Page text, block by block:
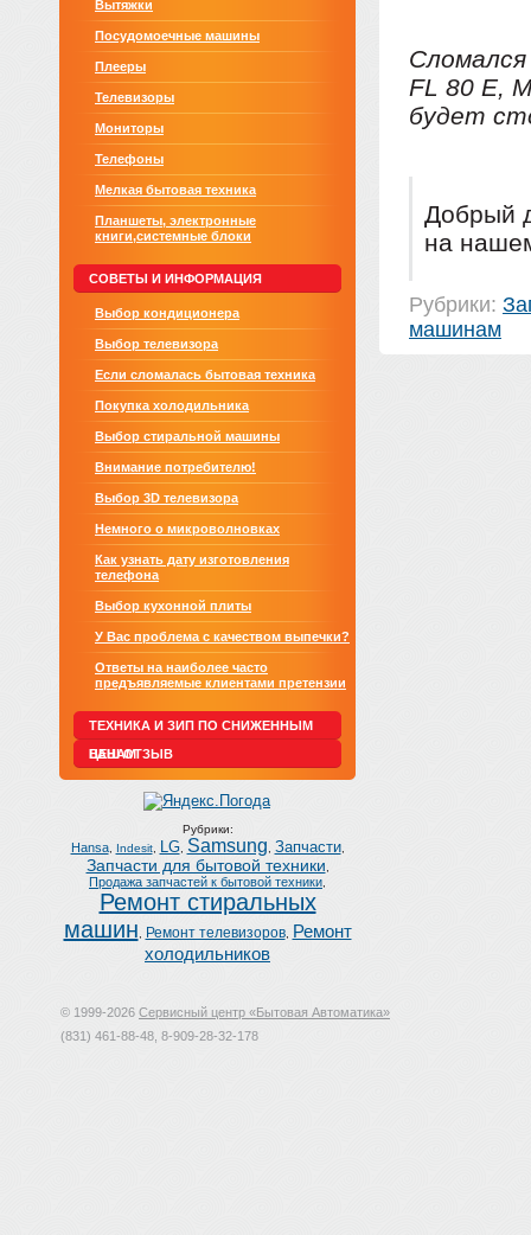
Вытяжки
Посудомоечные машины
Плееры
Телевизоры
Мониторы
Телефоны
Мелкая бытовая техника
Планшеты, электронные
книги,системные блоки
СОВЕТЫ И ИНФОРМАЦИЯ
Выбор кондиционера
Выбор телевизора
Если сломалась бытовая техника
Покупка холодильника
Выбор стиральной машины
Внимание потребителю!
Выбор 3D телевизора
Немного о микроволновках
Как узнать дату изготовления
телефона
Выбор кухонной плиты
У Вас проблема с качеством выпечки?
Ответы на наиболее часто
предъявляемые клиентами претензии
ТЕХНИКА И ЗИП ПО СНИЖЕННЫМ
ЦЕНАМ
ВАШ ОТЗЫВ
Рубрики:
Hansa, Indesit, LG, Samsung Запчасти,
Запчасти для бытовой техники
Продажа запчастей к бытовой техники
Ремонт стиральных
машин
Ремонт телевизоров,
Ремонт
холодильников
FL 80 E,
будет
Добрый
на
Рубрики:
машинам
© 1999-2026 Сервисный центр «Бытовая Автоматика»
(831) 461-88-48, 8-909-28-32-178